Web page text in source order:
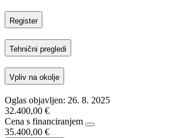
Register
Tehnični pregledi
Vpliv na okolje
Oglas objavljen: 26. 8. 2025
32.400,00 €
Cena s financiranjem
35.400,00 €